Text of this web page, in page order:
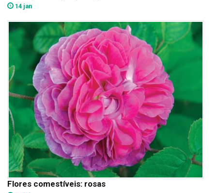
14 jan
Flores comestíveis: rosas